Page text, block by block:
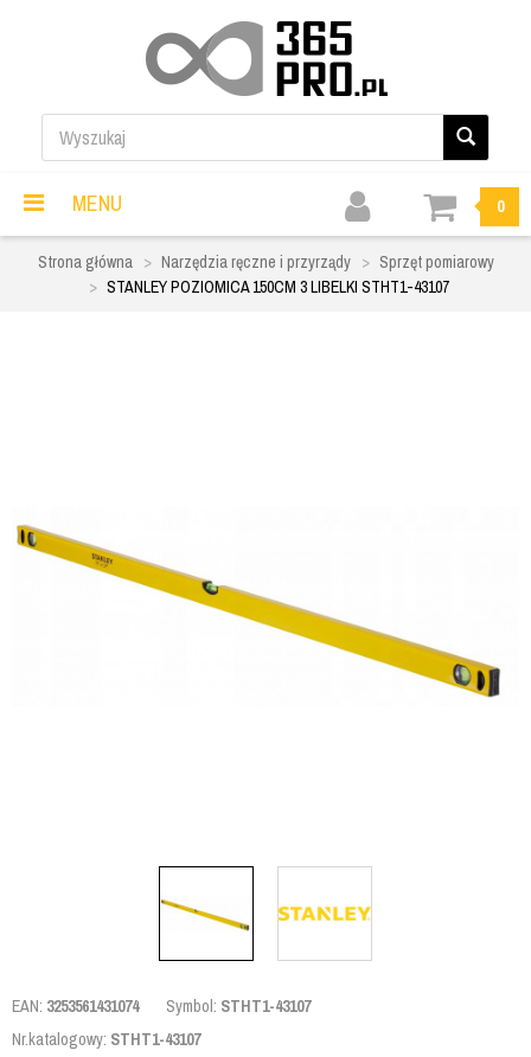
MENU 0
Strona główna Narzędzia ręczne i przyrządy
Sprzęt pomiarowy
STANLEY POZIOMICA 150CM 3 LIBELKI STHT1-43107
EAN: 3253561431074 Symbol: STHT1-43107
Nr.katalogowy: STHT1-43107